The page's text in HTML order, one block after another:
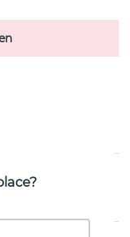
fra svenske